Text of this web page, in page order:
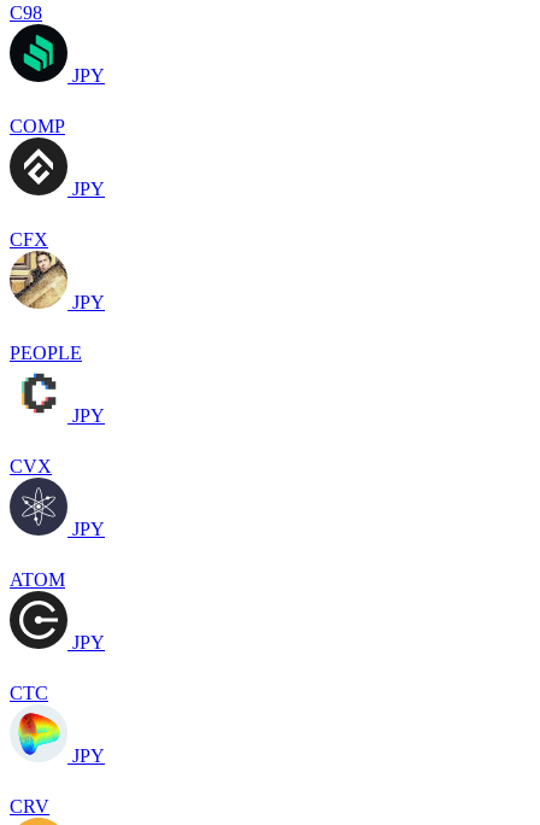
C98
JPY
COMP
JPY
CFX
JPY
PEOPLE
JPY
CVX
JPY
ATOM
JPY
CTC
JPY
CRV